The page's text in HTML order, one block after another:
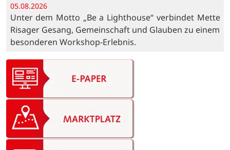
05.08.2026
Unter dem Motto „Be a Lighthouse“ verbindet Mette
Risager Gesang, Gemeinschaft und Glauben zu einem
besonderen Workshop-Erlebnis.